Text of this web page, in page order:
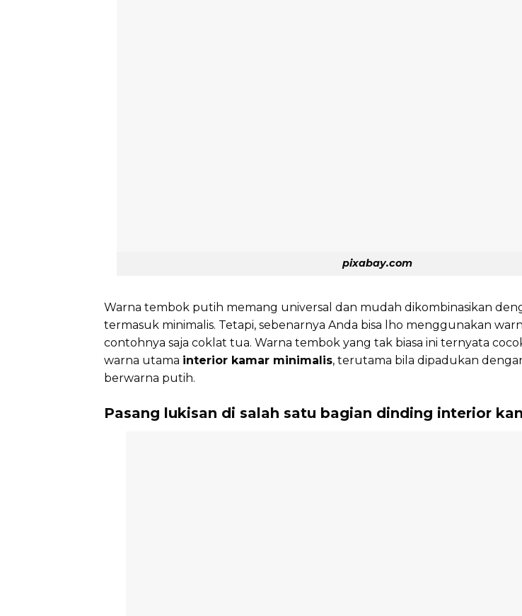
pixabay.com
Warna tembok putih memang universal dan mudah dikombinasikan
termasuk minimalis. Tetapi, sebenarnya Anda bisa lho menggunakan
contohnya saja coklat tua. Warna tembok yang tak biasa ini ternyata
warna utama interior kamar minimalis, terutama bila dipadukan
berwarna putih.
Pasang lukisan di salah satu bagian dinding interior